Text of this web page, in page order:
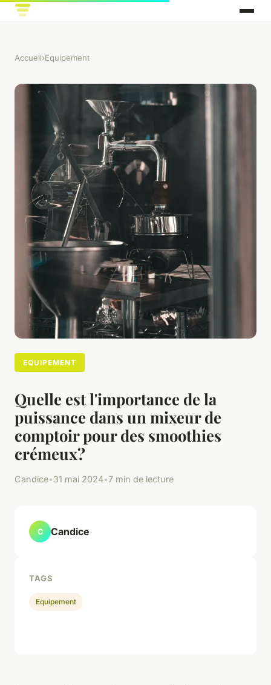
Accueil›Equipement
EQUIPEMENT
Quelle est l'importance de la
puissance dans un mixeur de
comptoir pour des smoothies
crémeux?
Candice•31 mai 2024•7 min de lecture
C Candice
TAGS
Equipement